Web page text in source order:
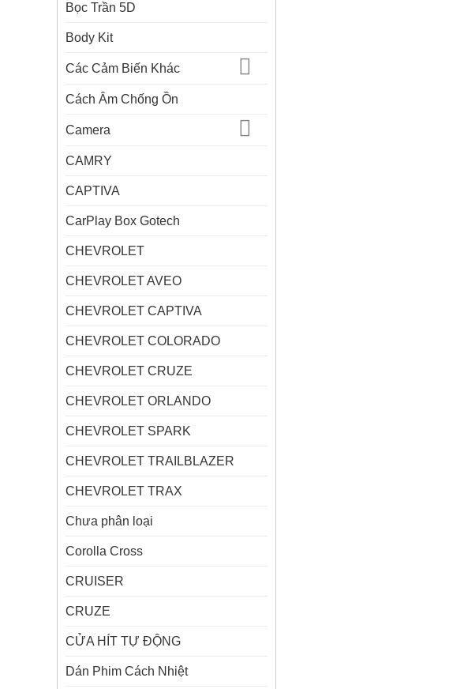
Bọc Trần 5D
Body Kit
Các Cảm Biến Khác
Cách Âm Chống Ồn
Camera
CAMRY
CAPTIVA
CarPlay Box Gotech
CHEVROLET
CHEVROLET AVEO
CHEVROLET CAPTIVA
CHEVROLET COLORADO
CHEVROLET CRUZE
CHEVROLET ORLANDO
CHEVROLET SPARK
CHEVROLET TRAILBLAZER
CHEVROLET TRAX
Chưa phân loại
Corolla Cross
CRUISER
CRUZE
CỬA HÍT TỰ ĐỘNG
Dán Phim Cách Nhiệt